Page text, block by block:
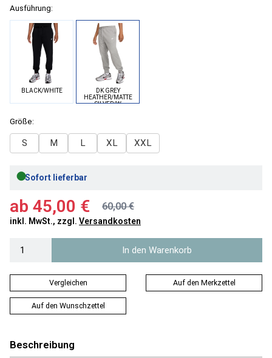
Ausführung:
BLACK/WHITE
DK GREY
HEATHER/MATTE
SILVER/W
Größe:
S M L XL XXL
●Sofort lieferbar
ab 45,00 € 60,00 €
inkl. MwSt., zzgl. Versandkosten
In den Warenkorb
Vergleichen Auf den Merkzettel
Auf den Wunschzettel
Beschreibung